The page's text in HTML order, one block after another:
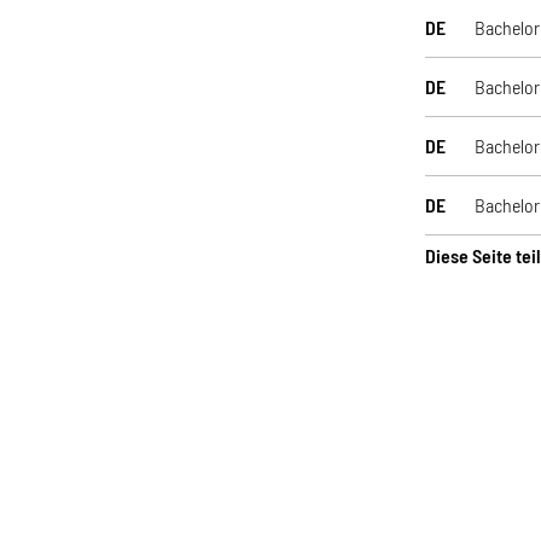
DE Bachelor
DE Bachelor
DE Bachelor
DE Bachelor
Diese Seite